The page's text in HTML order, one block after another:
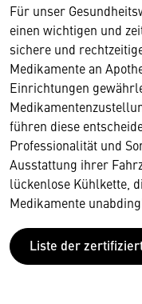
Für unser
einen wichtigen und
sichere und
Medikamente an
Einrichtungen
führen diese
Professionalität und
Ausstattung ihrer
lückenlose Kühlkette,
Medikamente
Liste der